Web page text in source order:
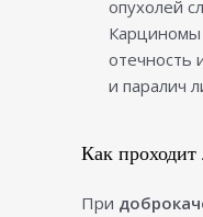
опухолей
Карциномы
отечность
и паралич
Как проходит
При